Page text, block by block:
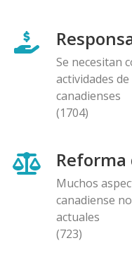
Se necesitan
actividades
canadienses
(1704)
Muchos
canadiense
actuales
(723)